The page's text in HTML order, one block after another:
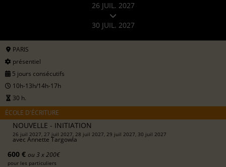
26 JUIL. 2027
30 JUIL. 2027
PARIS
présentiel
5 jours consécutifs
10h-13h/14h-17h
30 h.
ÉCOLE D'ÉCRITURE
NOUVELLE - INITIATION
26 juil 2027, 27 juil 2027, 28 juil 2027, 29 juil 2027, 30 juil 2027
avec Annette Targowla
600 € ou 3 x 200€
pour les particuliers